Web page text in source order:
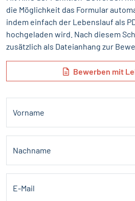
die Möglichkeit das Formular
indem einfach der Lebenslauf als
hochgeladen wird. Nach diesem
zusätzlich als Dateianhang zur
Bewerben mit
Vorname
Nachname
E-Mail